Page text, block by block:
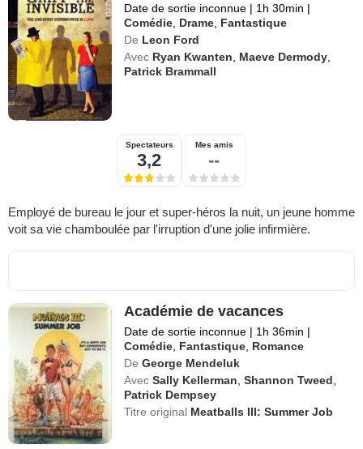
Date de sortie inconnue | 1h 30min |
Comédie Drame Fantastique
De Leon Ford
Avec Ryan Kwanten Maeve Dermody
Patrick Brammall
Spectateurs
3,2
Mes amis
--
Employé de bureau le jour et super-héros la nuit, un jeune homme
voit sa vie chamboulée par l'irruption d'une jolie infirmière.
Académie de vacances
Date de sortie inconnue | 1h 36min |
Comédie Fantastique Romance
De George Mendeluk
Avec Sally Kellerman ,Shannon Tweed
Patrick Dempsey
Titre original Meatballs III: Summer Job